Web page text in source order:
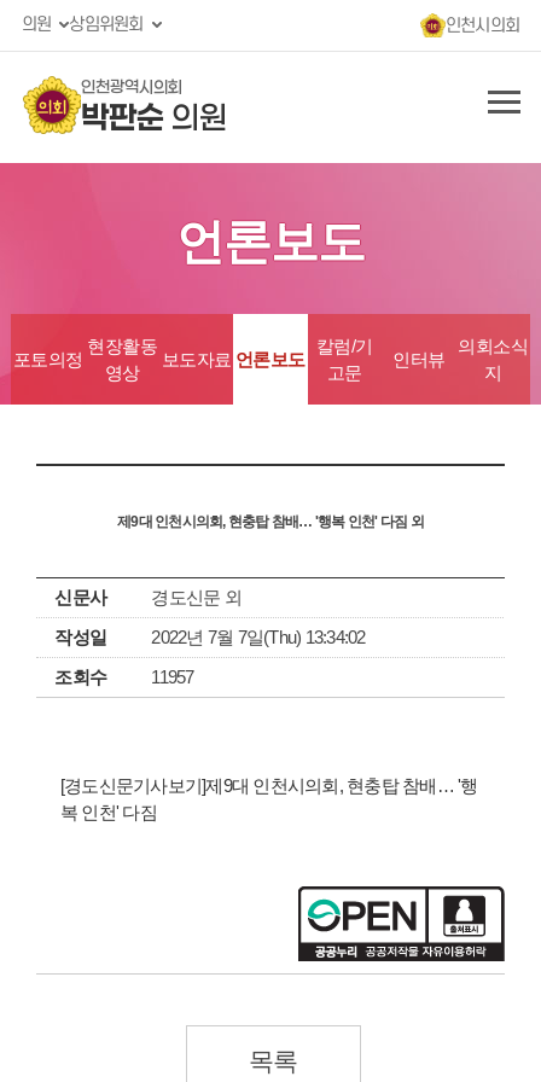
의원 상임위원회 인천시의회
인천광역시의회
박판순 의원
언론보도
포토의정
현장활동
영상
보도자료 언론보도
칼럼/기
고문
인터뷰
의회소식
지
제9대 인천시의회, 현충탑 참배… '행복 인천' 다짐 외
신문사
경도신문 외
작성일
2022년 7월 7일(Thu) 13:34:02
조회수
11957
[경도신문기사보기]제9대 인천시의회, 현충탑 참배… '행
복 인천' 다짐
목록